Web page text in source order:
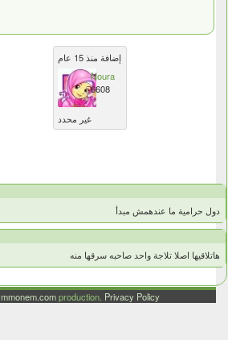
إضافة منذ 15 عام
Noura
6608
غير محدد
دول حرامية ما عندهمش مبدأ
هاتلاقيها اصلا تلاجة واحد صاحبه سرقها منه
mmonem.comproduction. Privacy Policy